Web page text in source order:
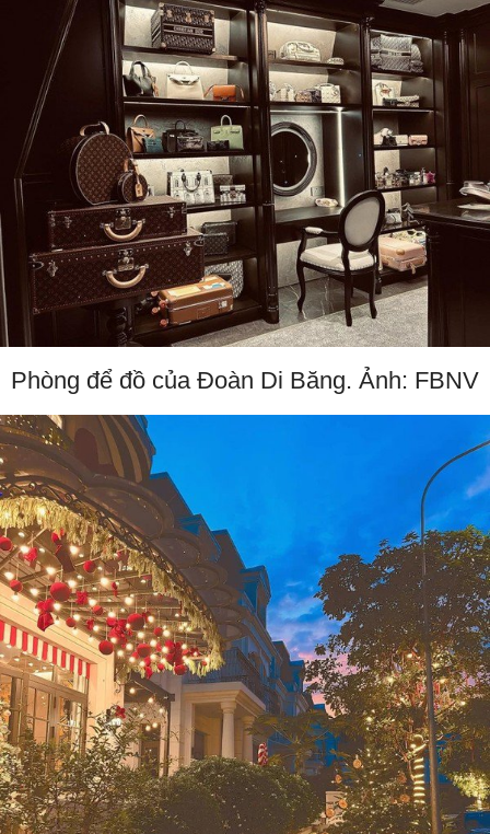
Phòng để đồ của Đoàn Di Băng. Ảnh: FBNV